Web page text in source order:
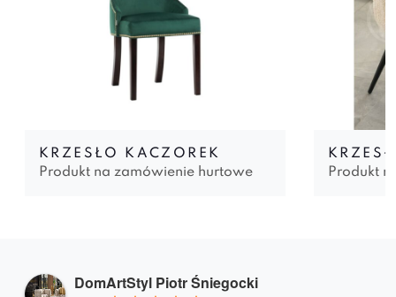
KRZESŁO KACZOREK
Produkt na zamówienie hurtowe
Produkt
DomArtStyl Piotr Śniegocki